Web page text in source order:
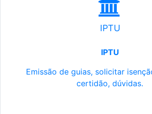
IPTU
IPTU
Emissão de guias, solicitar
certidão, dúvidas.